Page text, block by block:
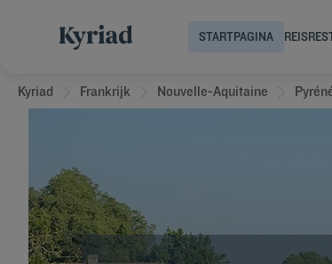
STARTPAGINA REIS
Kyriad Frankrijk Nouvelle-Aquitaine